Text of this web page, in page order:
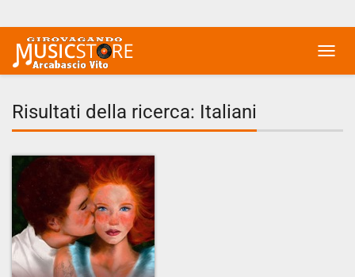
Risultati della ricerca: Italiani